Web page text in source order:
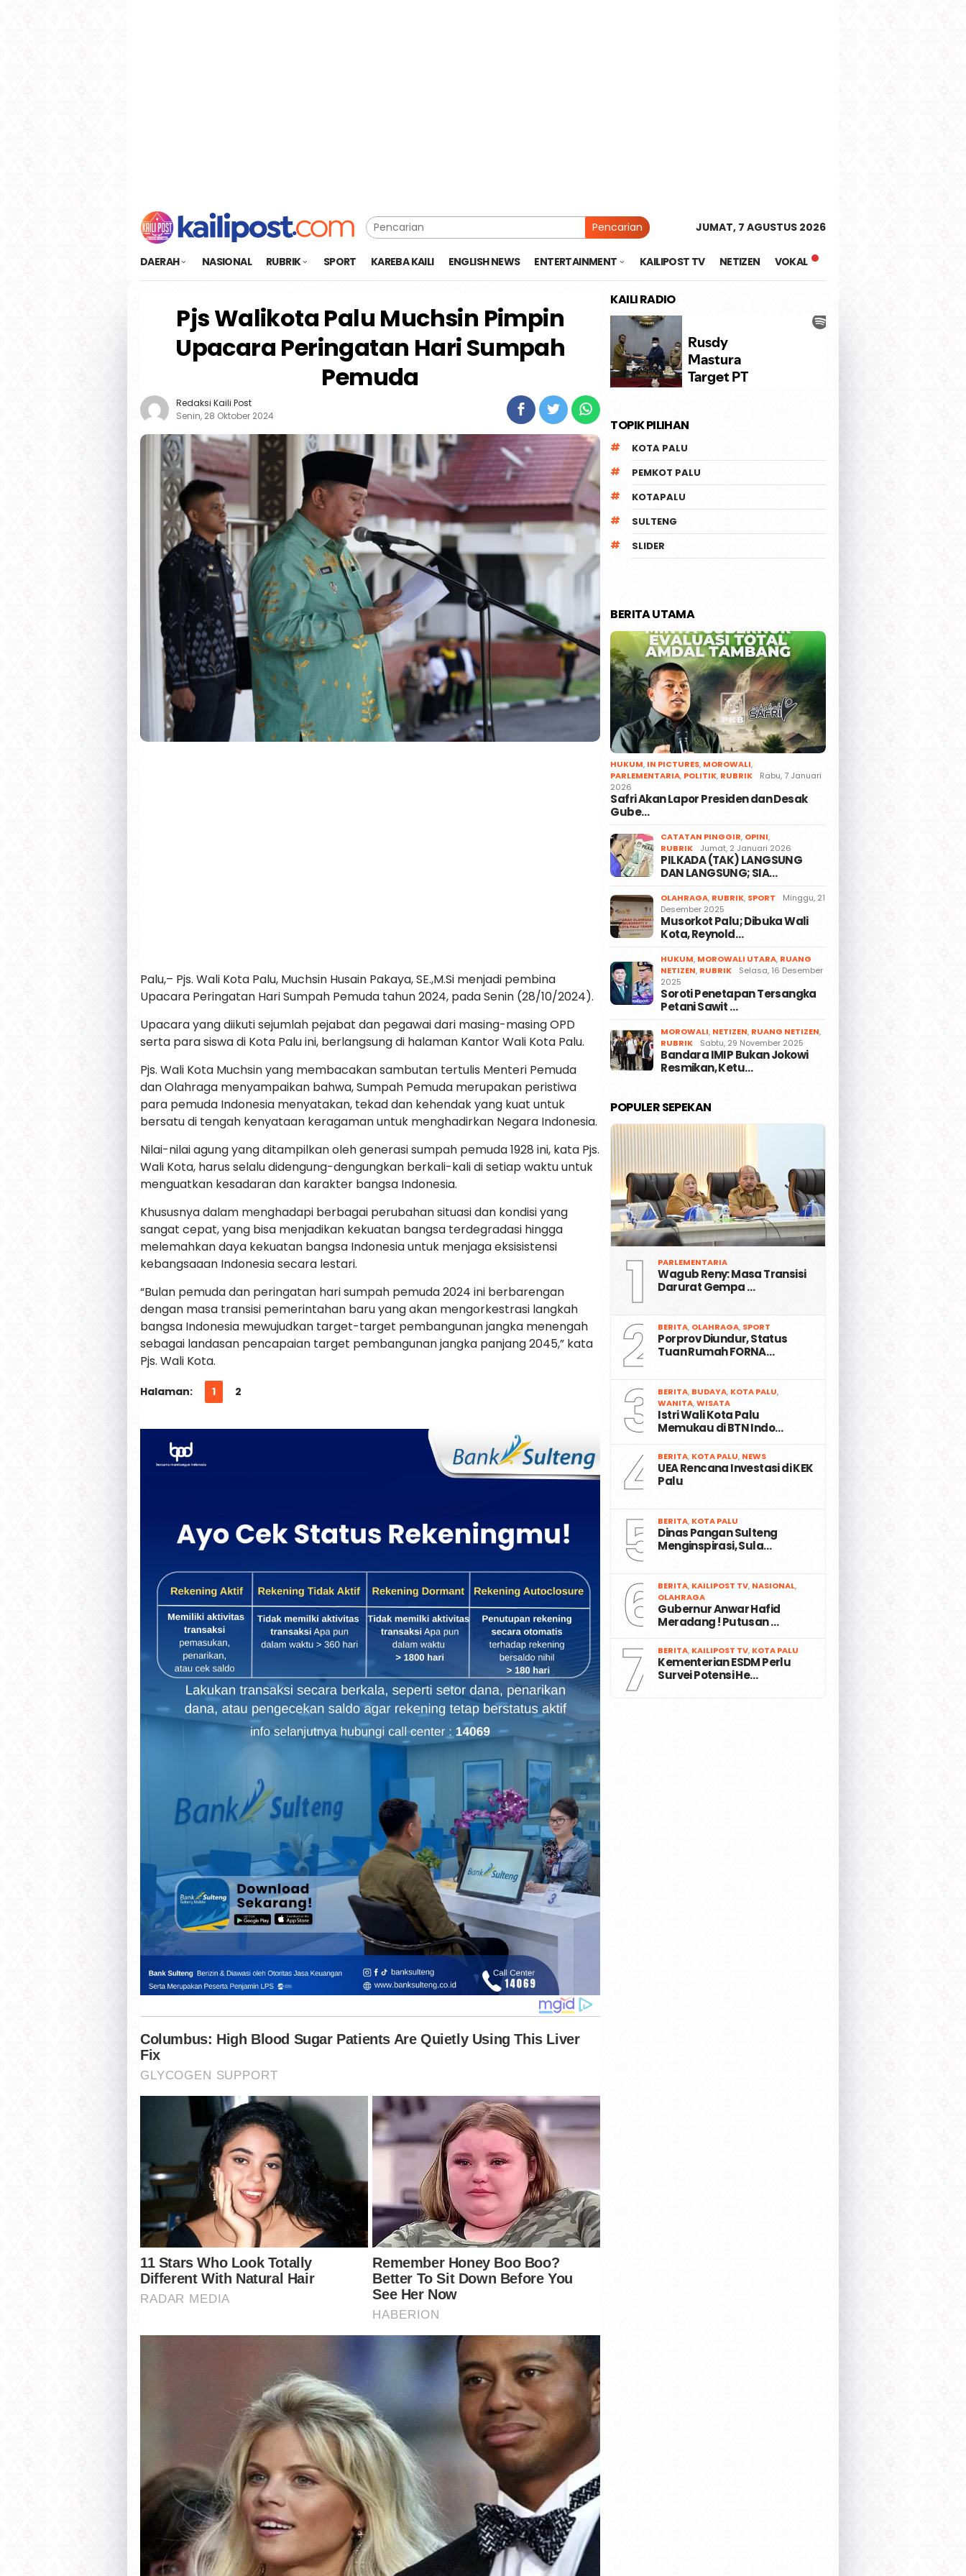
Pencarian JUMAT, 7 AGUSTUS 2026
DAERAH NASIONAL RUBRIK SPORT KAREBA KAILI ENGLISH NEWS ENTERTAINMENT KAILIPOST TV NETIZEN VOKAL
Pjs Walikota Palu Muchsin Pimpin
Upacara Peringatan Hari Sumpah
Pemuda
Redaksi Kaili Post
Senin, 28 Oktober 2024
Palu,– Pjs. Wali Kota Palu, Muchsin Husain Pakaya, SE.,M.Si menjadi pembina
Upacara Peringatan Hari Sumpah Pemuda tahun 2024, pada Senin (28/10/2024).
Upacara yang diikuti sejumlah pejabat dan pegawai dari masing-masing OPD
serta para siswa di Kota Palu ini, berlangsung di halaman Kantor Wali Kota Palu.
Pjs. Wali Kota Muchsin yang membacakan sambutan tertulis Menteri Pemuda
dan Olahraga menyampaikan bahwa, Sumpah Pemuda merupakan peristiwa
para pemuda Indonesia menyatakan, tekad dan kehendak yang kuat untuk
bersatu di tengah kenyataan keragaman untuk menghadirkan Negara Indonesia.
Nilai-nilai agung yang ditampilkan oleh generasi sumpah pemuda 1928 ini, kata Pjs.
Wali Kota, harus selalu didengung-dengungkan berkali-kali di setiap waktu untuk
menguatkan kesadaran dan karakter bangsa Indonesia.
Khususnya dalam menghadapi berbagai perubahan situasi dan kondisi yang
sangat cepat, yang bisa menjadikan kekuatan bangsa terdegradasi hingga
melemahkan daya kekuatan bangsa Indonesia untuk menjaga eksisistensi
kebangsaaan Indonesia secara lestari.
“Bulan pemuda dan peringatan hari sumpah pemuda 2024 ini berbarengan
dengan masa transisi pemerintahan baru yang akan mengorkestrasi langkah
bangsa Indonesia mewujudkan target-target pembangunan jangka menengah
sebagai landasan pencapaian target pembangunan jangka panjang 2045,” kata
Pjs. Wali Kota.
Halaman: 1 2
KAILI RADIO
TOPIK PILIHAN
KOTA PALU
PEMKOT PALU
KOTAPALU
SULTENG
SLIDER
BERITA UTAMA
HUKUM, IN PICTURES, MOROWALI,
PARLEMENTARIA, POLITIK, RUBRIK
Rabu, 7 Januari
2026
Safri Akan Lapor Presiden dan Desak
Gube…
CATATAN PINGGIR, OPINI,
RUBRIK
Jumat, 2 Januari 2026
PILKADA (TAK) LANGSUNG
DAN LANGSUNG; SIA…
OLAHRAGA, RUBRIK, SPORT
Minggu, 21
Desember 2025
Musorkot Palu; Dibuka Wali
Kota, Reynold…
HUKUM, MOROWALI UTARA, RUANG
NETIZEN, RUBRIK
Selasa, 16 Desember
2025
Soroti Penetapan Tersangka
Petani Sawit …
MOROWALI, NETIZEN, RUANG NETIZEN,
RUBRIK
Sabtu, 29 November 2025
Bandara IMIP Bukan Jokowi
Resmikan, Ketu…
POPULER SEPEKAN
1 PARLEMENTARIA
Wagub Reny: Masa Transisi
Darurat Gempa …
2 BERITA, OLAHRAGA, SPORT
Porprov Diundur, Status
Tuan Rumah FORNA…
3 BERITA, BUDAYA, KOTA PALU,
WANITA,WISATA
Istri Wali Kota Palu
Memukau di BTN Indo…
4 BERITA, KOTA PALU, NEWS
UEA Rencana Investasi di KEK
Palu
5 BERITA, KOTA PALU
Dinas Pangan Sulteng
Menginspirasi, Sula…
6 BERITA, KAILIPOST TV, NASIONAL,
OLAHRAGA
Gubernur Anwar Hafid
Meradang ! Putusan …
7 BERITA, KAILIPOST TV, KOTA PALU
Kementerian ESDM Perlu
Survei Potensi He…